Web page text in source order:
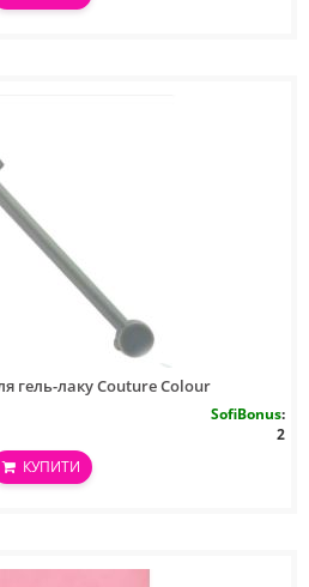
гель-лаку Couture Colour
SofiBonus:
2
КУПИТИ